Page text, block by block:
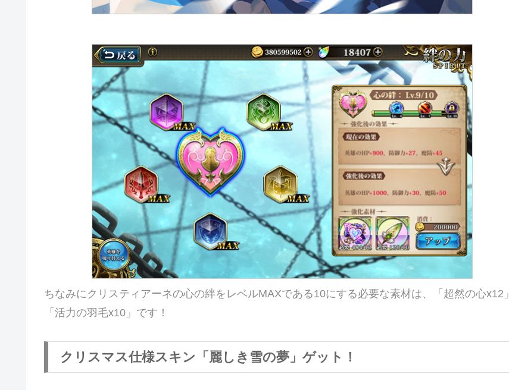
ちなみにクリスティアーネの心の絆をレベルMAXである10にする必要な素材は、「超然の心x12」
「活力の羽毛x10」です！
クリスマス仕様スキン「麗しき雪の夢」ゲット！